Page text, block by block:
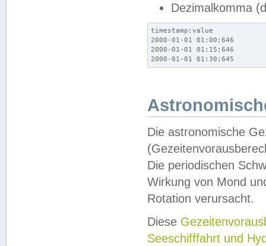
Dezimalkomma
timestamp;value
2000-01-01 01:00;646
2000-01-01 01:15;646
2000-01-01 01:30;645
Die astronomische
Die periodischen
Wirkung von Mond
Rotation verursacht.
Diese
Seeschifffahrt und